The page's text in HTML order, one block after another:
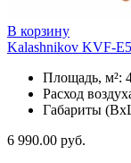
В корзину
Kalashnikov KVF-
Площадь, м²:
Расход
Габариты
6 990.00 руб.